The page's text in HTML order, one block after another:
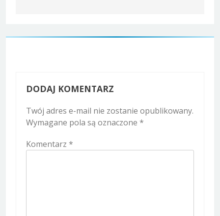
DODAJ KOMENTARZ
Twój adres e-mail nie zostanie opublikowany.
Wymagane pola są oznaczone *
Komentarz *